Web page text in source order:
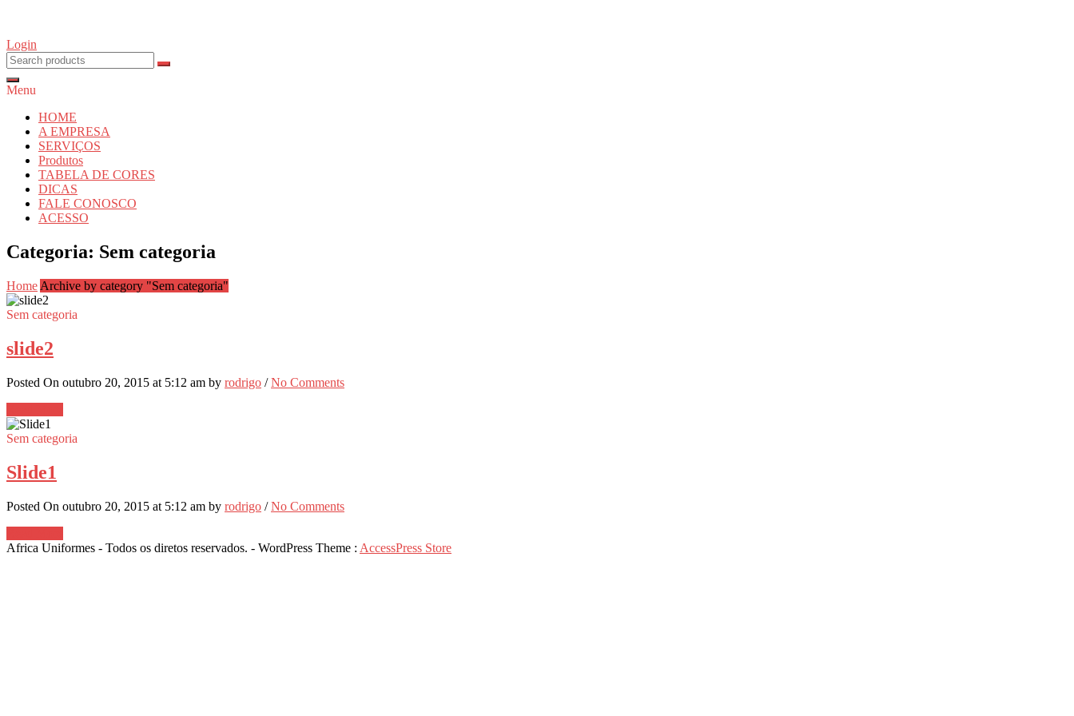
content
Login
Menu
HOME
A EMPRESA
SERVIÇOS
Produtos
TABELA DE CORES
DICAS
FALE CONOSCO
ACESSO
Categoria: Sem categoria
Home Archive by category "Sem categoria"
Sem categoria
slide2
Posted On outubro 20, 2015 at 5:12 am by rodrigo /No Comments
Sem categoria
Slide1
Posted On outubro 20, 2015 at 5:12 am by rodrigo /No Comments
Africa Uniformes - Todos os diretos reservados. - WordPress Theme : AccessPress Store